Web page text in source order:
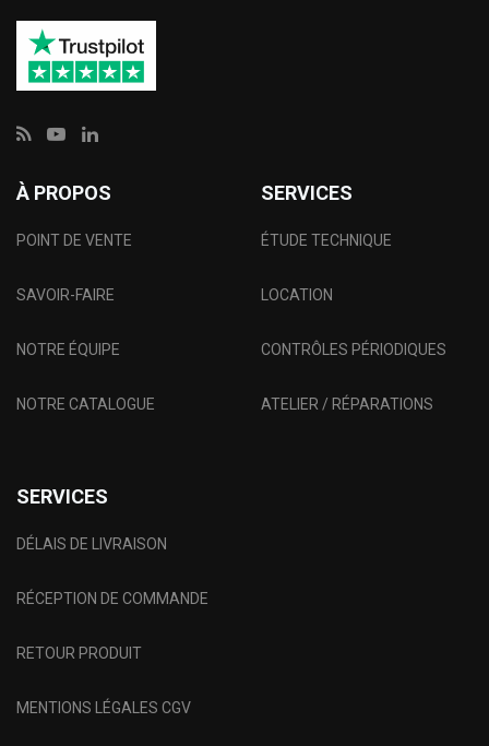
À PROPOS
POINT DE VENTE
SAVOIR-FAIRE
NOTRE ÉQUIPE
NOTRE CATALOGUE
SERVICES
ÉTUDE TECHNIQUE
LOCATION
CONTRÔLES PÉRIODIQUES
ATELIER / RÉPARATIONS
SERVICES
DÉLAIS DE LIVRAISON
RÉCEPTION DE COMMANDE
RETOUR PRODUIT
MENTIONS LÉGALES CGV